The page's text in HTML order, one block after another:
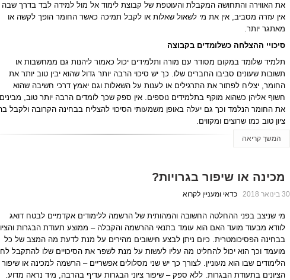
את האווירה והתחושה המקבלת והעוטפת של קבוצת לימוד אל מול למידה לבד בדרך שבה
אין עזרה מסביב, אין את מי לשאול שאלות או לקבל תמיכה כאשר החומר הופך לקשה או
מאתגר יותר.
סיכויי ההצלחה כשלומדים בקבוצה
תלמיד שלומד במקום מסודר עם מורה ותלמידים יכול כאמור ליהנות גם ממחשבות או
תשובות שעונים סביבו החברים שלו. כך יש סיכוי הרבה יותר גדול שהוא יבין טוב יותר את
החומר, יצליח לפתור את התרגילים או לענות על השאלות וגם יאמץ דרכי חשיבה שהוא
חשוף אליהן כשהוא מוקף בתלמידים נוספים. אין ספק שכך לומדים הרבה יותר טוב, מבינים
את החומר הנלמד וכך גם יעלה באופן משמעותי הסיכוי להצליח בבחינה הקרובה ולקבל
ציון טוב כמו שרוצים ומקווים.
המשך קריאה
מכינה או שיפור בגרויות?
30 בינואר 2018 כדאי ומעניין לקרוא
מי שניצב בפני ההחלטה החשובה והמהותית של הרשמה ללימודים אקדמיים לבטח דואג
לוודא מבעוד מועד האם הוא עומד בתנאי ההרשמה והקבלה – ממוצע תעודת הבגרות
בבחינה הפסיכומטרית. כיום ניתן לבצע חישובים מהירים על מנת לדעת מה המצב של כל
מועמד וכך הוא יכול להחליט מה עליו לעשות על מנת לשפר את הסיכויים שלו להתקבל
הלימודים שבו הוא מעוניין. לצורך כך יש שני מסלולים אפשריים – הרשמה למכינה או שיפור
הציונים בתעודת הבגרות. ללא ספק – שיפור ציוני הבגרות עדיף בהרבה, מיד נראה מדוע.